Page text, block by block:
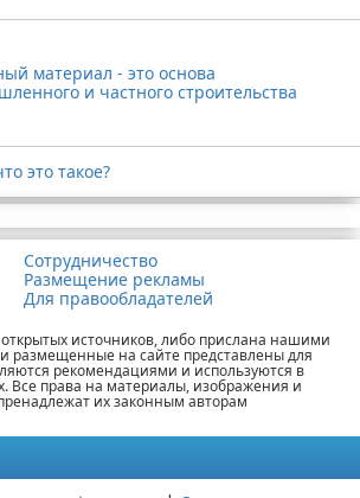
материал - это основа
и частного строительства
это такое?
Сотрудничество
Размещение рекламы
Для правообладателей
источников, либо прислана нашими
размещенные на сайте представлены для
рекомендациями и используются в
Все права на материалы, изображения и
их законным авторам